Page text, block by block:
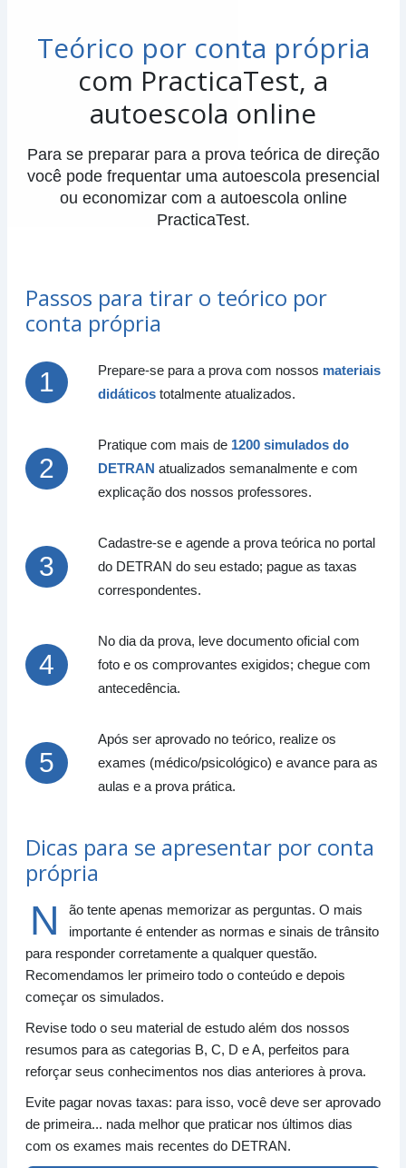
03/08 18:00h Grátis
Practicatest Brasil - Aula teórica B com a
professora Shalaine
18:00h Grátis
professora Shalaine
Grátis
professora Shalaine
18:00h
professora Shalaine
professora Shalaine
Teórico por conta própria
com PracticaTest, a
autoescola online
Para se preparar para a prova teórica de direção
você pode frequentar uma autoescola presencial
ou economizar com a autoescola online
PracticaTest.
Passos para tirar o teórico por
conta própria
Prepare-se para a prova com nossos materiais
didáticostotalmente atualizados.
Pratique com mais de 1200 simulados do
DETRAN atualizados semanalmente e com
explicação dos nossos professores.
Cadastre-se e agende a prova teórica no portal
do DETRAN do seu estado; pague as taxas
correspondentes.
No dia da prova, leve documento oficial com
foto e os comprovantes exigidos; chegue com
antecedência.
Após ser aprovado no teórico, realize os
exames (médico/psicológico) e avance para as
aulas e a prova prática.
Dicas para se apresentar por conta
própria
N
ão tente apenas memorizar as perguntas. O mais
importante é entender as normas e sinais de trânsito
para responder corretamente a qualquer questão.
Recomendamos ler primeiro todo o conteúdo e depois
começar os simulados.
Revise todo o seu material de estudo além dos nossos
resumos para as categorias B, C, D e A, perfeitos para
reforçar seus conhecimentos nos dias anteriores à prova.
Evite pagar novas taxas: para isso, você deve ser aprovado
de primeira... nada melhor que praticar nos últimos dias
com os exames mais recentes do DETRAN.